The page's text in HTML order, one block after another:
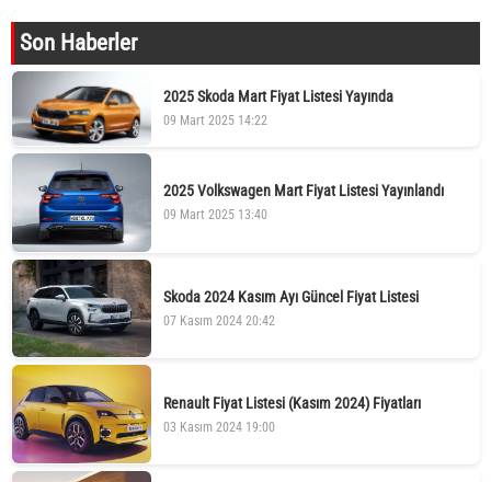
Son Haberler
2025 Skoda Mart Fiyat Listesi Yayında
09 Mart 2025 14:22
2025 Volkswagen Mart Fiyat Listesi Yayınlandı
09 Mart 2025 13:40
Skoda 2024 Kasım Ayı Güncel Fiyat Listesi
07 Kasım 2024 20:42
Renault Fiyat Listesi (Kasım 2024) Fiyatları
03 Kasım 2024 19:00